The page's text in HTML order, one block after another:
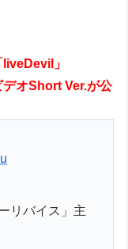
」
オShort Ver.が公
リバイス」主